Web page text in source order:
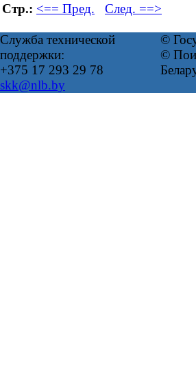
Стр.: <== Пред. След. ==>
Служба технической
поддержки:
+375 17 293 29 78
skk@nlb.by
©
©